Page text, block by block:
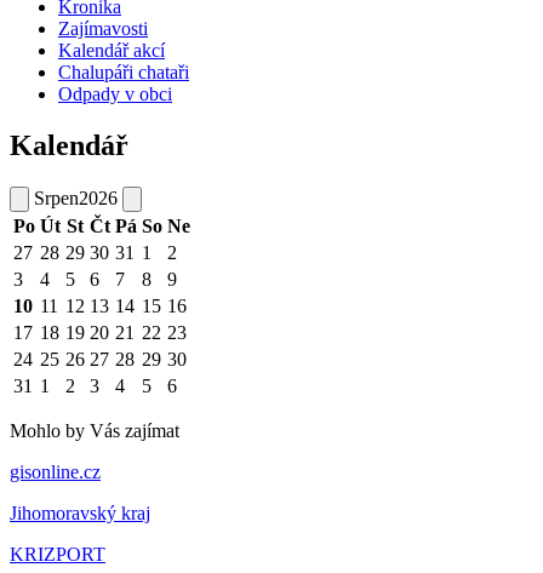
Kronika
Zajímavosti
Kalendář akcí
Chalupáři chataři
Odpady v obci
Kalendář
Srpen2026
Po Út St Čt Pá So Ne
27 28 29 30 31 1
2
3
4 5 6 7 8
9
10 11 12 13 14 15 16
17 18 19 20 21 22 23
24 25 26 27 28 29 30
31 1 2 3 4 5 6
Mohlo by Vás zajímat
gisonline.cz
Jihomoravský kraj
KRIZPORT